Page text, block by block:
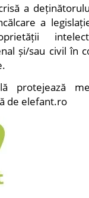
a
a
și/sau civil în
protejează
de elefant.ro